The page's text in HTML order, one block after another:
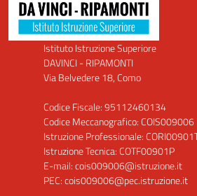
Istituto Istruzione Superiore
DAVINCI - RIPAMONTI
Via Belvedere 18, Como
Codice Fiscale: 95112460134
Codice Meccanografico: COIS009006
Istruzione Professionale:
Istruzione Tecnica: COTF00901P
E-mail: cois009006@istruzione.it
PEC: cois009006@pec.istruzione.it